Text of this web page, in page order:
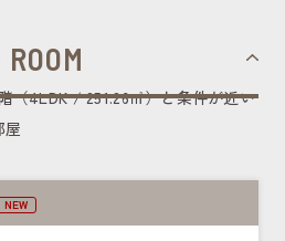
（4LDK / 251.26㎡）と条件が近い
屋
NEW